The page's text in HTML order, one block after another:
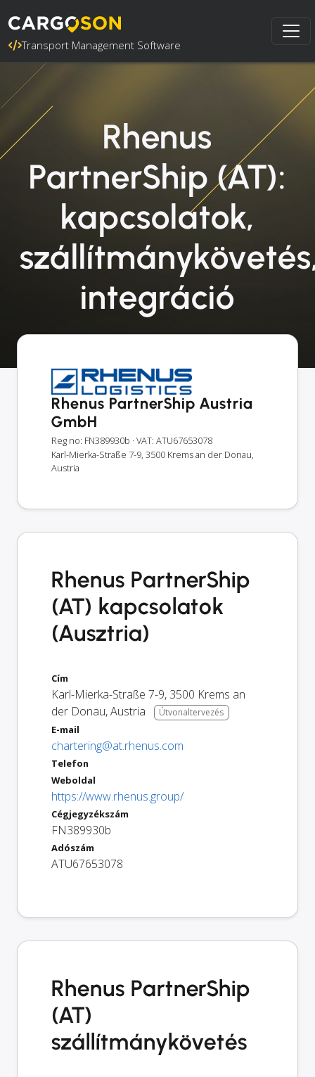
Transport Management Software
Rhenus
PartnerShip (AT):
kapcsolatok,
integráció
Rhenus PartnerShip Austria
GmbH
Reg no: FN389930b · VAT: ATU67653078
Karl-Mierka-Straße 7-9, 3500 Krems an der Donau,
Austria
Rhenus PartnerShip
(AT) kapcsolatok
(Ausztria)
Cím
Karl-Mierka-Straße 7-9, 3500 Krems an
der Donau,Austria Útvonaltervezés
E-mail
chartering@at.rhenus.com
Telefon
Weboldal
https://www.rhenus.group/
Cégjegyzékszám
FN389930b
Adószám
ATU67653078
Rhenus PartnerShip
(AT)
szállítmánykövetés